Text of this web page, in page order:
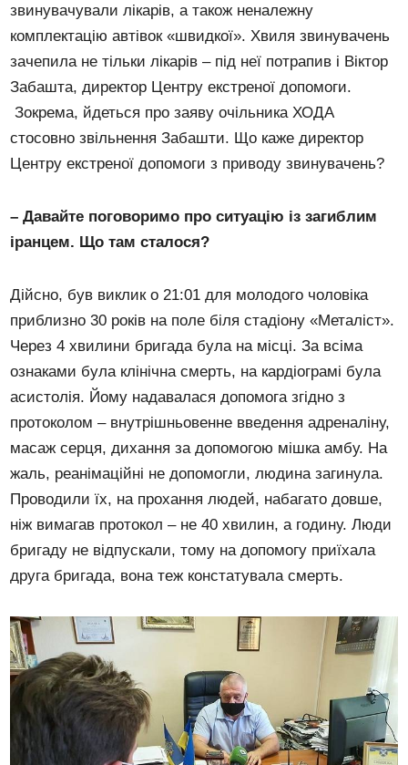
звинувачували лікарів, а також неналежну
комплектацію автівок «швидкої». Хвиля звинувачень
зачепила не тільки лікарів – під неї потрапив і Віктор
Забашта, директор Центру екстреної допомоги.
Зокрема, йдеться про заяву очільника ХОДА
стосовно звільнення Забашти. Що каже директор
Центру екстреної допомоги з приводу звинувачень?
– Давайте поговоримо про ситуацію із загиблим
іранцем. Що там сталося?
Дійсно, був виклик о 21:01 для молодого чоловіка
приблизно 30 років на поле біля стадіону «Металіст».
Через 4 хвилини бригада була на місці. За всіма
ознаками була клінічна смерть, на кардіограмі була
асистолія. Йому надавалася допомога згідно з
протоколом – внутрішньовенне введення адреналіну,
масаж серця, дихання за допомогою мішка амбу. На
жаль, реанімаційні не допомогли, людина загинула.
Проводили їх, на прохання людей, набагато довше,
ніж вимагав протокол – не 40 хвилин, а годину. Люди
бригаду не відпускали, тому на допомогу приїхала
друга бригада, вона теж констатувала смерть.